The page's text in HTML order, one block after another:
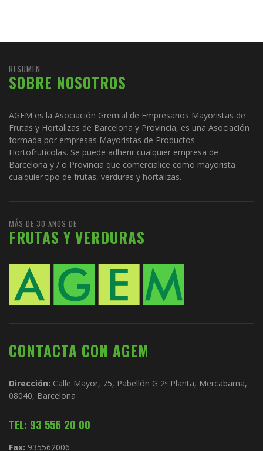
RESUMEN
SOBRE NOSOTROS
AGEM es la Asociación Gremial de Empresarios Mayoristas de
Frutas y Hortalizas de Barcelona y Provincia, es una Asociación
formada por empresas Mayoristas de Productos
Hortofrutícolas. Se puede adherir cualquier empresa de
Barcelona y / o Provincia que comercialice como mayorista
cualquier tipo de frutas, verduras y hortalizas.
MÁS DE 30 AÑOS DE
FRUTAS Y VERDURAS
CONTACTA CON AGEM
Dirección: Calle Mayor, 75, Pabellón G 2ª Planta, Mercabarna,
08040, Barcelona
TEL: 93 556 20 00
Fax: 935562006